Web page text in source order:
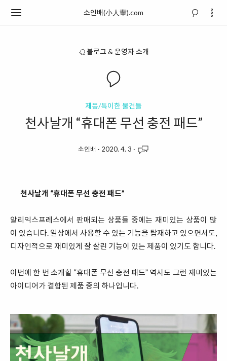
소인배(小人輩).com
블로그 & 운영자 소개
제품/특이한 물건들
천사날개 “휴대폰 무선 충전 패드”
소인배 · 2020. 4. 3 ·
천사날개 “휴대폰 무선 충전 패드”
알리익스프레스에서 판매되는 상품들 중에는 재미있는 상품이 많
이 있습니다. 일상에서 사용할 수 있는 기능을 탑재하고 있으면서도,
디자인적으로 재미있게 잘 살린 기능이 있는 제품이 있기도 합니다.
이번에 한 번 소개할 “휴대폰 무선 충전 패드” 역시도 그런 재미있는
아이디어가 결합된 제품 중의 하나입니다.